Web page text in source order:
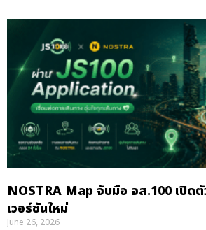
NOSTRA Map จับมือ จส.100 เปิดตั
เวอร์ชันใหม่
June 26, 2026